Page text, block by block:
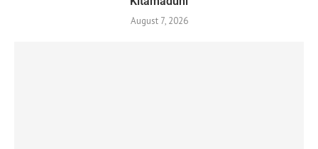
August 7, 2026